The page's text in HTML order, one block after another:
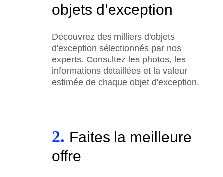
objets d’exception
Découvrez des milliers d'objets
d'exception sélectionnés par nos
experts. Consultez les photos, les
informations détaillées et la valeur
estimée de chaque objet d'exception.
2. Faites la meilleure
offre